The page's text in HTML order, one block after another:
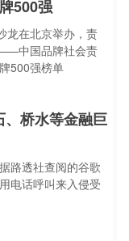
500强
龙在北京举办，责
中国品牌社会责
500强榜单
桥水等金融巨
路透社查阅的谷歌
电话呼叫来入侵受